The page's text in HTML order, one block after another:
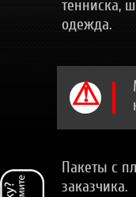
тенниска,
одежда.
Пакеты с
заказчика.